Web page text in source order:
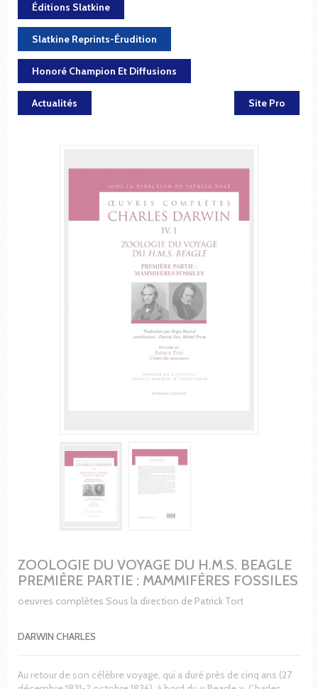
Éditions Slatkine
Slatkine Reprints-Érudition
Honoré Champion Et Diffusions
Actualités Site Pro
ZOOLOGIE DU VOYAGE DU H.M.S. BEAGLE
PREMIÈRE PARTIE : MAMMIFÈRES FOSSILES
oeuvres complètes Sous la direction de Patrick Tort
DARWIN CHARLES
Au retour de son célèbre voyage, qui a duré près de cinq ans (27